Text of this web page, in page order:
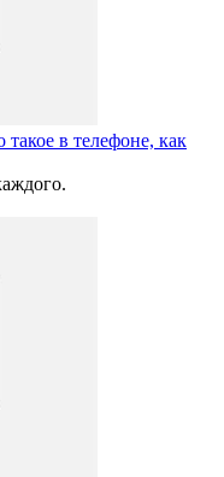
в телефоне, как